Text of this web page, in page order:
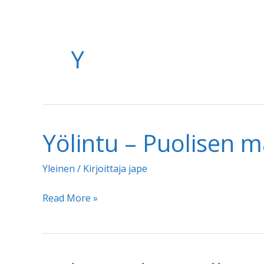
Y
Yölintu – Puolisen
Yleinen / Kirjoittaja jape
Yölintu
Puolisen
Read More »